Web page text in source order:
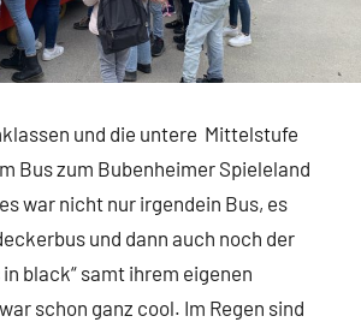
und die untere Mittelstufe
Bus zum Bubenheimer Spieleland
war nicht nur irgendein Bus, es
und dann auch noch der
in black“ samt ihrem eigenen
schon ganz cool. Im Regen sind